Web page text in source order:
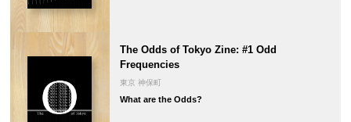
The Odds of Tokyo Zine: #1 Odd
Frequencies
東京 神保町
What are the Odds?